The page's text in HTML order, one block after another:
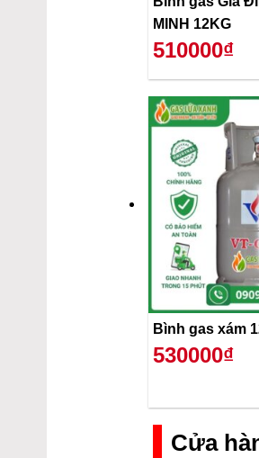
MINH 12KG
510000₫
Bình gas xám
530000₫
Cửa